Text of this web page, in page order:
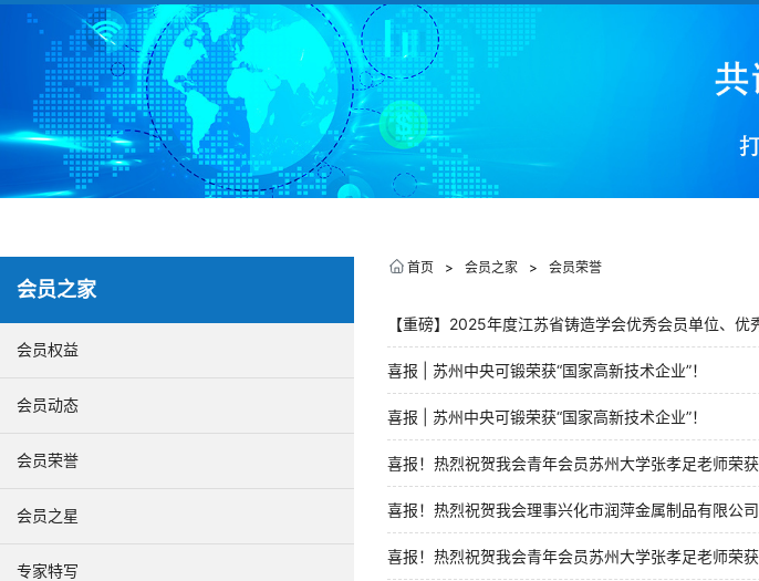
会员之家
会员权益
会员动态
会员荣誉
会员之星
专家特写
首页 > 会员之家 > 会员荣誉
【重磅】2025年度江苏省铸造学会优秀会员单位、
喜报 | 苏州中央可锻荣获“国家高新技术企业”！
喜报 | 苏州中央可锻荣获“国家高新技术企业”！
喜报！热烈祝贺我会青年会员苏州大学张孝足老师荣
喜报！热烈祝贺我会理事兴化市润萍金属制品有限公
喜报！热烈祝贺我会青年会员苏州大学张孝足老师荣